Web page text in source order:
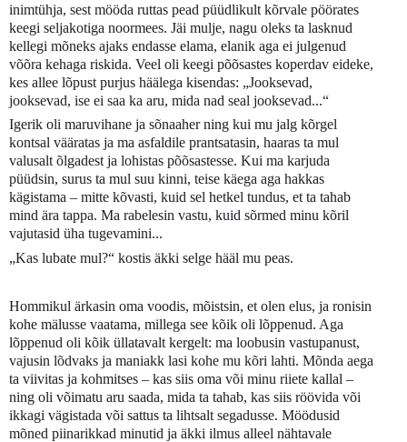
inimtühja, sest mööda ruttas pead püüdlikult kõrvale pöörates
keegi seljakotiga noormees. Jäi mulje, nagu oleks ta lasknud
kellegi mõneks ajaks endasse elama, elanik aga ei julgenud
võõra kehaga riskida. Veel oli keegi põõsastes koperdav eideke,
kes allee lõpust purjus häälega kisendas: „Jooksevad,
jooksevad, ise ei saa ka aru, mida nad seal jooksevad...“
Igerik oli maruvihane ja sõnaaher ning kui mu jalg kõrgel
kontsal vääratas ja ma asfaldile prantsatasin, haaras ta mul
valusalt õlgadest ja lohistas põõsastesse. Kui ma karjuda
püüdsin, surus ta mul suu kinni, teise käega aga hakkas
kägistama – mitte kõvasti, kuid sel hetkel tundus, et ta tahab
mind ära tappa. Ma rabelesin vastu, kuid sõrmed minu kõril
vajutasid üha tugevamini...
„Kas lubate mul?“ kostis äkki selge hääl mu peas.
Hommikul ärkasin oma voodis, mõistsin, et olen elus, ja ronisin
kohe mälusse vaatama, millega see kõik oli lõppenud. Aga
lõppenud oli kõik üllatavalt kergelt: ma loobusin vastupanust,
vajusin lõdvaks ja maniakk lasi kohe mu kõri lahti. Mõnda aega
ta viivitas ja kohmitses – kas siis oma või minu riiete kallal –
ning oli võimatu aru saada, mida ta tahab, kas siis röövida või
ikkagi vägistada või sattus ta lihtsalt segadusse. Möödusid
mõned piinarikkad minutid ja äkki ilmus alleel nähtavale